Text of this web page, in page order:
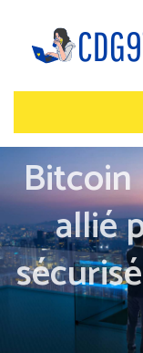
Bitcoin
allié